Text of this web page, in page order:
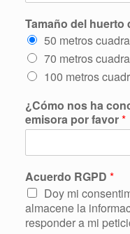
Tamaño del huerto
50 metros
70 metros
100 metros
¿Cómo nos ha
emisora por favor*
Acuerdo RGPD *
Doy mi
almacene la
responder a mi